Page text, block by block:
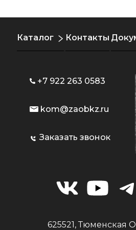
Каталог Контакты
+7 922 263 0583
kom@zaobkz.ru
Заказать звонок
625521, Тюменская